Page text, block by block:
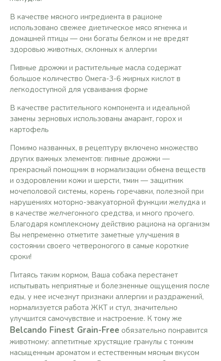
В качестве мясного ингредиента в рационе
использовано свежее диетическое мясо ягненка и
домашней птицы — они богаты белком и не вредят
здоровью животных, склонных к аллергии
Пивные дрожжи и растительные масла содержат
большое количество Омега-3-6 жирных кислот в
легкодоступной для усваивания форме
В качестве растительного компонента и идеальной
замены зерновых использованы амарант, горох и
картофель
Помимо названных, в рецептуру включено множество
других важных элементов: пивные дрожжи —
прекрасный помощник в нормализации обмена веществ
и оздоровлении кожи и шерсти, тмин — защитник
мочеполовой системы, корень горечавки, полезной при
нарушениях моторно-эвакуаторной функции желудка и
в качестве желчегонного средства, и много прочего.
Благодаря комплексному действию рациона на организм
Вы непременно отметите заметные улучшения в
состоянии своего четвероногого в самые короткие
сроки!
Питаясь таким кормом, Ваша собака перестанет
испытывать неприятные и болезненные ощущения после
еды, у нее исчезнут признаки аллергии и раздражений,
нормализуется работа ЖКТ и стул, значительно
улучшится самочувствие и настроение. К тому же
Belcando Finest Grain-Free обязательно понравится
животному: аппетитные хрустящие гранулы с тонким
насыщенным ароматом и естественным мясным вкусом